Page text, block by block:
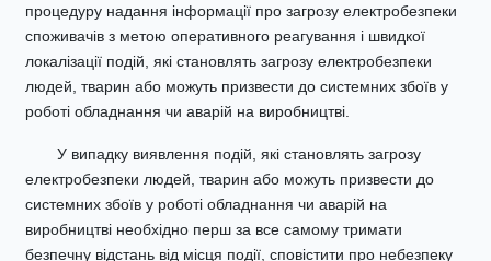
процедуру надання інформації про загрозу електробезпеки
споживачів з метою оперативного реагування і швидкої
локалізації подій, які становлять загрозу електробезпеки
людей, тварин або можуть призвести до системних збоїв у
роботі обладнання чи аварій на виробництві.
У випадку виявлення подій, які становлять загрозу
електробезпеки людей, тварин або можуть призвести до
системних збоїв у роботі обладнання чи аварій на
виробництві необхідно перш за все самому тримати
безпечну відстань від місця події, сповістити про небезпеку